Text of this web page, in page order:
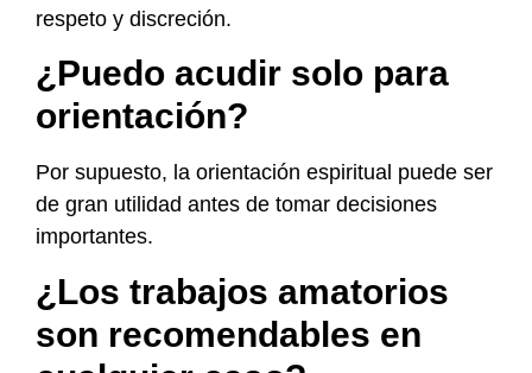
respeto y discreción.
¿Puedo acudir solo para
orientación?
Por supuesto, la orientación espiritual puede ser
de gran utilidad antes de tomar decisiones
importantes.
¿Los trabajos amatorios
son recomendables en